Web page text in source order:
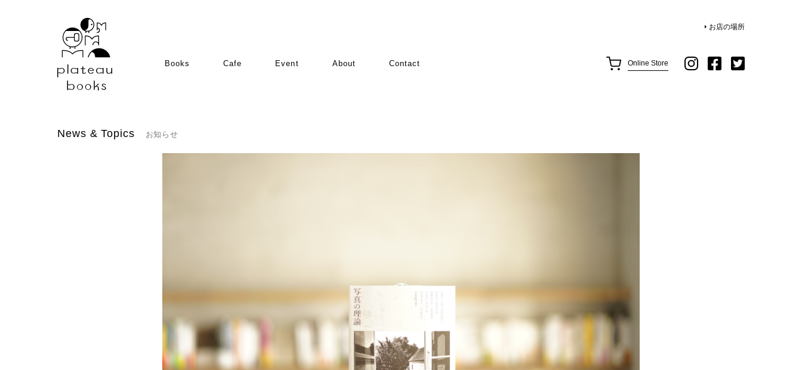
Books Cafe Event About Contact Online Store
お店の場所
News & Topics お知らせ